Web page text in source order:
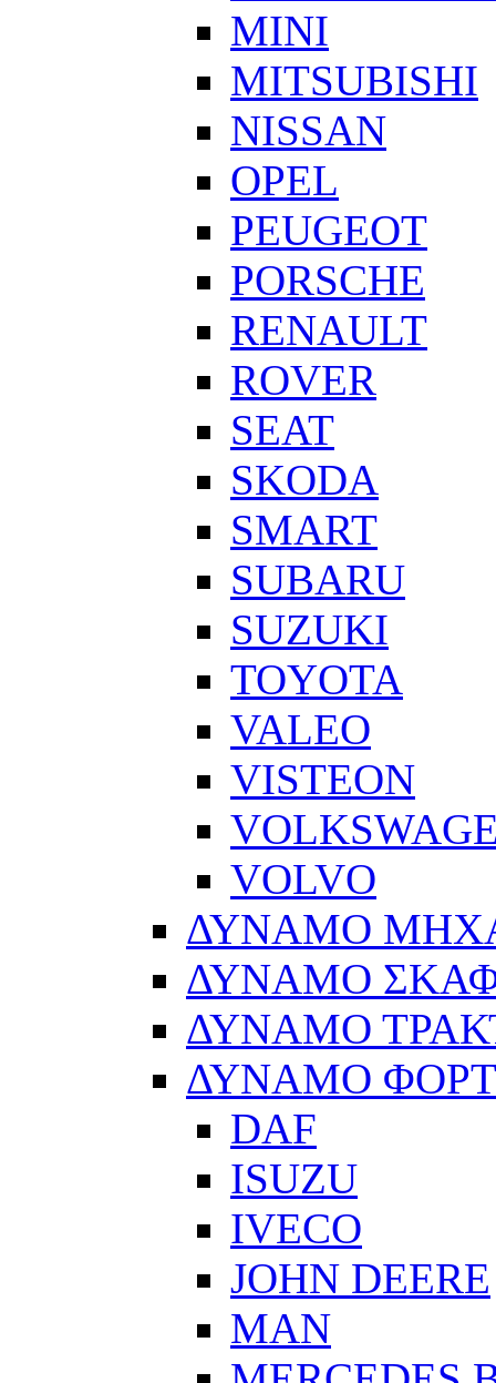
MINI
MITSUBISHI
NISSAN
OPEL
PEUGEOT
PORSCHE
RENAULT
ROVER
SEAT
SKODA
SMART
SUBARU
SUZUKI
TOYOTA
VALEO
VISTEON
VOLVO
ΔΥΝΑΜΟ
ΔΥΝΑΜΟ
ΔΥΝΑΜΟ
ΔΥΝΑΜΟ
DAF
ISUZU
IVECO
JOHN DEERE
MAN